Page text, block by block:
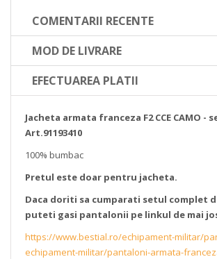
COMENTARII RECENTE
MOD DE LIVRARE
EFECTUAREA PLATII
Jacheta armata franceza F2 CCE CAMO -
Art.91193410
100% bumbac
Pretul este doar pentru jacheta.
Daca doriti sa cumparati setul complet
puteti gasi pantalonii pe linkul de mai
https://www.bestial.ro/echipament-militar/
echipament-militar/pantaloni-armata-